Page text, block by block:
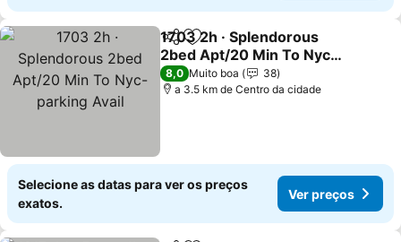
PartilharAdicionar aos favoritos
1703 2h · Splendorous
2bed Apt/20 Min To Nyc-
parking Avail
Ver preços
8,0 Muito boa
38
a 3.5 km de Centro da cidade
Selecione as datas para ver os preços
exatos.
Ver preços